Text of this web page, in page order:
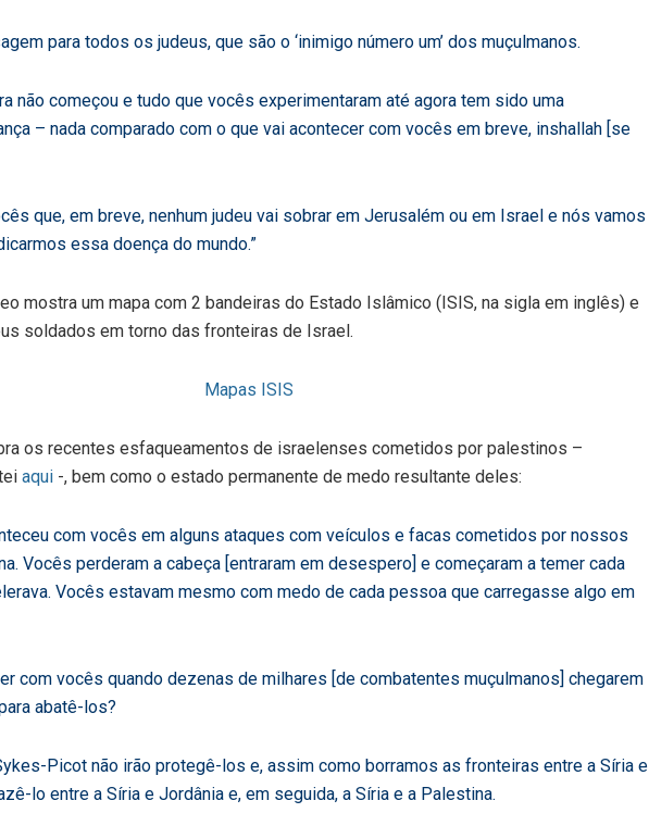
para todos os judeus, que são o ‘inimigo número um’ dos muçulmanos.
não começou e tudo que vocês experimentaram até agora tem sido uma
– nada comparado com o que vai acontecer com vocês em breve, inshallah [se
que, em breve, nenhum judeu vai sobrar em Jerusalém ou em Israel e nós vamos
essa doença do mundo.”
mostra um mapa com 2 bandeiras do Estado Islâmico (ISIS, na sigla em inglês) e
soldados em torno das fronteiras de Israel.
os recentes esfaqueamentos de israelenses cometidos por palestinos –
aqui -, bem como o estado permanente de medo resultante deles:
com vocês em alguns ataques com veículos e facas cometidos por nossos
Vocês perderam a cabeça [entraram em desespero] e começaram a temer cada
Vocês estavam mesmo com medo de cada pessoa que carregasse algo em
com vocês quando dezenas de milhares [de combatentes muçulmanos] chegarem
abatê-los?
Picot não irão protegê-los e, assim como borramos as fronteiras entre a Síria e
lo entre a Síria e Jordânia e, em seguida, a Síria e a Palestina.